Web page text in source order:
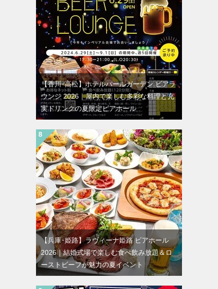
【香川･高松】ホテルパールガーデン ビアラ
ウンジ 2026｜屋内で楽しむ多彩な料理と充
実ドリンクの夏限定ビアホール
【兵庫･姫路】ラヴィーナ姫路 ビアホール
2026｜結婚式場で楽しむ食べ飲み放題＆ロ
ーストビーフが魅力の夏イベント